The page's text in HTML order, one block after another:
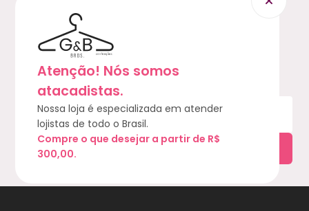
Atenção! Nós somos
atacadistas.
Nossa loja é especializada em atender
lojistas de todo o Brasil.
Compre o que desejar a partir de R$
300,00.
Quer receber nossas ofertas? Cadastre-se e
comece a recebê-las!